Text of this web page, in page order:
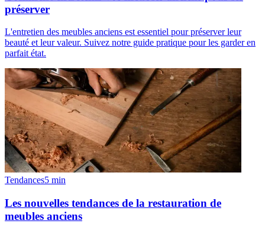
préserver
L'entretien des meubles anciens est essentiel pour préserver leur
beauté et leur valeur. Suivez notre guide pratique pour les garder en
parfait état.
Tendances5 min
Les nouvelles tendances de la restauration de
meubles anciens